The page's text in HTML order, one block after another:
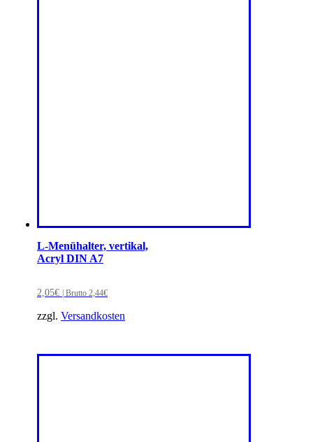
L-Menühalter, vertikal,
Acryl DIN A7
2,05€ | Brutto 2,44€
zzgl. Versandkosten